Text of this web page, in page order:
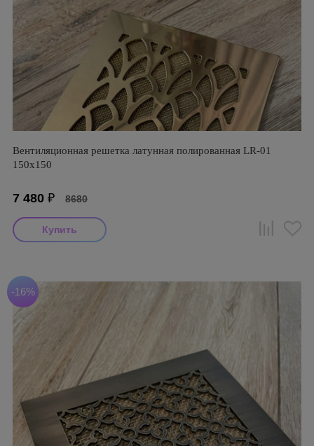
Вентиляционная решетка латунная полированная LR-01
150х150
7 480 ₽ 8680
-16%